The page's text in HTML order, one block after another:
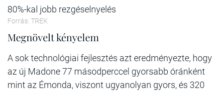
80%-kal jobb rezgéselnyelés
Forrás: TREK
Megnövelt kényelem
A sok technológiai fejlesztés azt eredményezte, hogy
az új Madone 77 másodperccel gyorsabb óránként
mint az Émonda, viszont ugyanolyan gyors, és 320